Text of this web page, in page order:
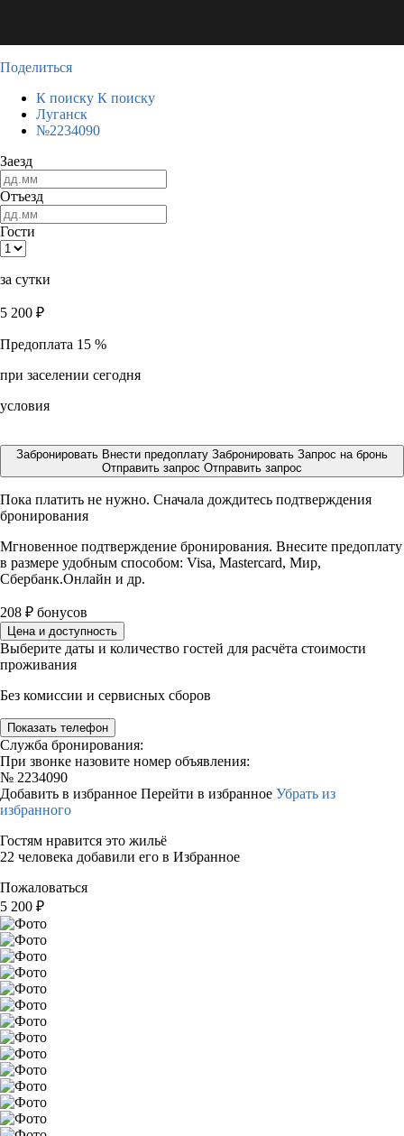
Поделиться
К поиску К поиску
Луганск
№2234090
Заезд
Отъезд
Гости
за сутки
5 200 ₽
Предоплата 15 %
при заселении сегодня
условия
Забронировать Внести предоплату Забронировать Запрос на бронь
Отправить запрос Отправить запрос
Пока платить не нужно. Сначала дождитесь подтверждения
бронирования
Мгновенное подтверждение бронирования. Внесите предоплату
в размере удобным способом: Visa, Mastercard, Мир,
Сбербанк.Онлайн и др.
208 ₽ бонусов
Цена и доступность
Выберите даты и количество гостей для расчёта стоимости
проживания
Без комиссии и сервисных сборов
Показать телефон
Служба бронирования:
При звонке назовите номер объявления:
№ 2234090
Добавить в избранное Перейти в избранное Убрать из
избранного
Гостям нравится это жильё
22 человека добавили его в Избранное
Пожаловаться
5 200 ₽